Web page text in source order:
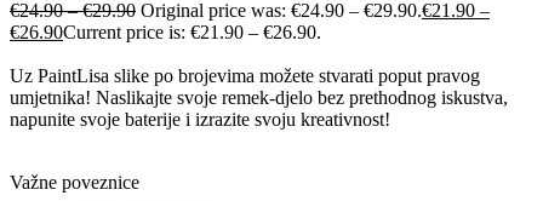
€24.90–€29.90 Original price was: €24.90 – €29.90.€21.90 –
€26.90Current price is: €21.90 – €26.90.
Uz PaintLisa slike po brojevima možete stvarati poput pravog
umjetnika! Naslikajte svoje remek-djelo bez prethodnog iskustva,
napunite svoje baterije i izrazite svoju kreativnost!
Važne poveznice